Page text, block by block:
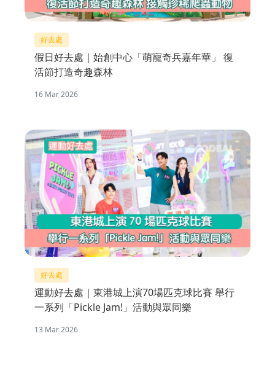
好去處
假日好去處｜始創中心「萌寵奇兵嘉年華」 復
活節打造奇趣森林
16 Mar 2026
好去處
運動好去處｜東港城上演70場匹克球比賽 舉行
一系列「Pickle Jam!」活動與眾同樂
13 Mar 2026